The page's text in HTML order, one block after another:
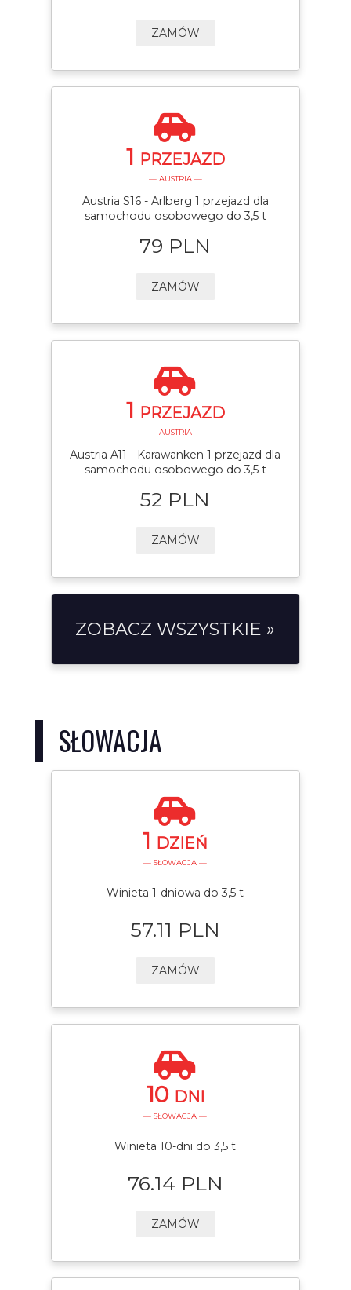
ZAMÓW
1 PRZEJAZD
— AUSTRIA —
Austria S16 - Arlberg 1 przejazd dla
samochodu osobowego do 3,5 t
79 PLN
ZAMÓW
1 PRZEJAZD
— AUSTRIA —
Austria A11 - Karawanken 1 przejazd dla
samochodu osobowego do 3,5 t
52 PLN
ZAMÓW
ZOBACZ WSZYSTKIE »
SŁOWACJA
1 DZIEŃ
— SŁOWACJA —
Winieta 1-dniowa do 3,5 t
57.11 PLN
ZAMÓW
10 DNI
— SŁOWACJA —
Winieta 10-dni do 3,5 t
76.14 PLN
ZAMÓW